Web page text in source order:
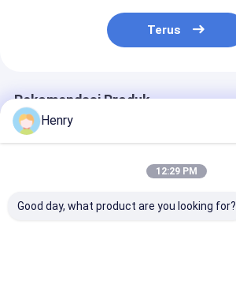
Terus
Rekomendasi Produk
Henry
12:29 PM
Good day, what product are you looking for?